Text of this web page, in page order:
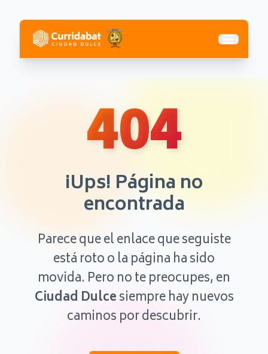
Abrir
404
¡Ups! Página no
encontrada
Parece que el enlace que seguiste
está roto o la página ha sido
movida. Pero no te preocupes, en
Ciudad Dulcesiempre hay nuevos
caminos por descubrir.